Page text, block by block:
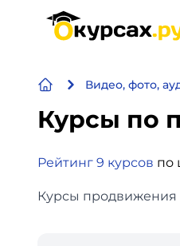
Видео, фото,
Курсы по
Рейтинг 9 курсов по
Курсы продвижения
Бизнес и
Дизайн